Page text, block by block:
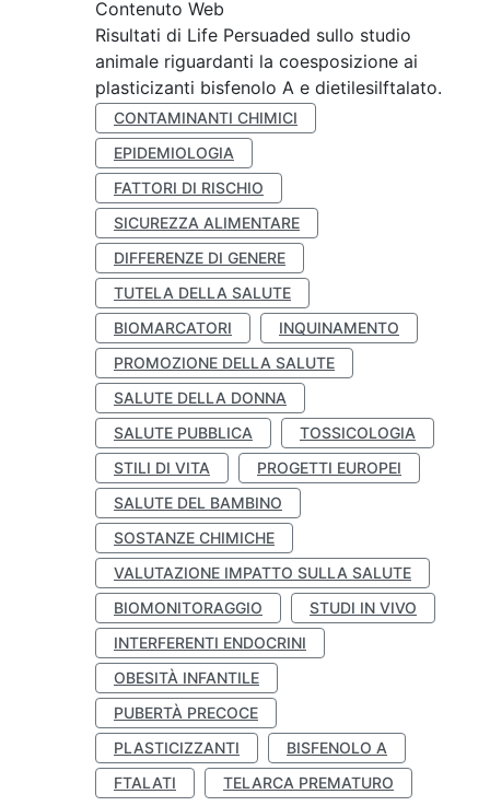
Contenuto Web
Risultati di Life Persuaded sullo studio
animale riguardanti la coesposizione ai
plasticizanti bisfenolo A e dietilesilftalato.
CONTAMINANTI CHIMICI
EPIDEMIOLOGIA
FATTORI DI RISCHIO
SICUREZZA ALIMENTARE
DIFFERENZE DI GENERE
TUTELA DELLA SALUTE
BIOMARCATORI
INQUINAMENTO
PROMOZIONE DELLA SALUTE
SALUTE DELLA DONNA
SALUTE PUBBLICA
TOSSICOLOGIA
STILI DI VITA
PROGETTI EUROPEI
SALUTE DEL BAMBINO
SOSTANZE CHIMICHE
VALUTAZIONE IMPATTO SULLA SALUTE
BIOMONITORAGGIO
STUDI IN VIVO
INTERFERENTI ENDOCRINI
OBESITÀ INFANTILE
PUBERTÀ PRECOCE
PLASTICIZZANTI
BISFENOLO A
FTALATI
TELARCA PREMATURO